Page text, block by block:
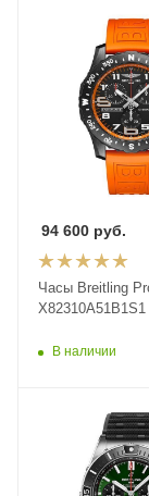
Часы Breitling
X82310A51B1S1
В наличии
94 600 руб.